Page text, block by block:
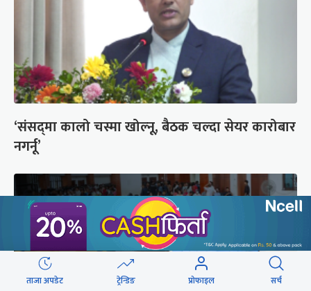
‘संसद्‍मा कालो चस्मा खोल्नू, बैठक चल्दा सेयर कारोबार
नगर्नू’
ताजा अपडेट ट्रेन्डिङ प्रोफाइल सर्च